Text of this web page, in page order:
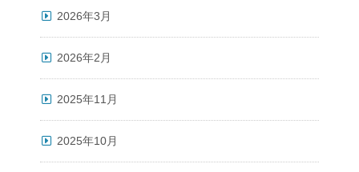
2026年3月
2026年2月
2025年11月
2025年10月